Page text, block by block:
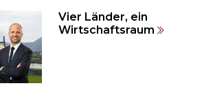
Vier Länder, ein
Wirtschaftsraum